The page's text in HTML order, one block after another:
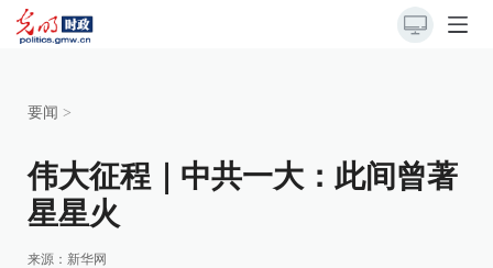
要闻 >
伟大征程｜中共一大：此间曾著
星星火
来源： 新华网